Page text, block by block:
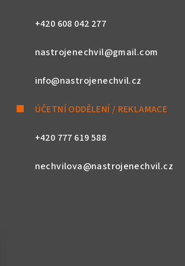
+420 608 042 277
nastrojenechvil@gmail.com
info@nastrojenechvil.cz
ÚČETNÍ ODDĚLENÍ / REKLAMACE
+420 777 619 588
nechvilova@nastrojenechvil.cz